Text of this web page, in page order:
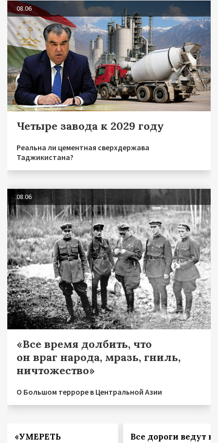
08.06
Четыре завода к 2029 году
Реальна ли цементная сверхдержава
Таджикистана?
08.06
«Все время долбить, что
он враг народа, мразь, гниль,
ничтожество»
О Большом терроре в Центральной Азии
«УМЕРЕТЬ Все дороги ведут в